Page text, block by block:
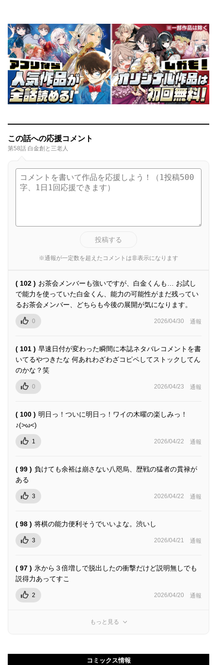
この話への応援コメント
第58話 白金創と三老人
投稿する
※通報が一定数を超えたコメントは非表示になります
( 102 ) お茶会メンバーも強いですが、白金くんも… お試し
で能力を使っていた白金くん、能力の可能性がまだ残ってい
るお茶会メンバー、どちらも今後の展開が気になります。
0 2026/04/30 通報
( 101 ) 早速日付が変わった瞬間に本誌ネタバレコメントを書
いてるやつきたな 何あれわざわざコピペしてストックしてん
のかな？笑
0 2026/04/23 通報
( 100 ) 明日っ！ついに明日っ！ワイの木曜の楽しみっ！
♪(>ω<)
1 2026/04/22 通報
( 99 ) 負けても余裕は崩さない八咫烏、歴戦の猛者の貫禄が
ある
3 2026/04/22 通報
( 98 ) 将棋の能力便利そうでいいよな。渋いし
3 2026/04/21 通報
( 97 ) 氷から３倍増しで脱出したの衝撃だけど説明無しでも
説得力あってすこ
2 2026/04/20 通報
もっと見る
コミックス情報